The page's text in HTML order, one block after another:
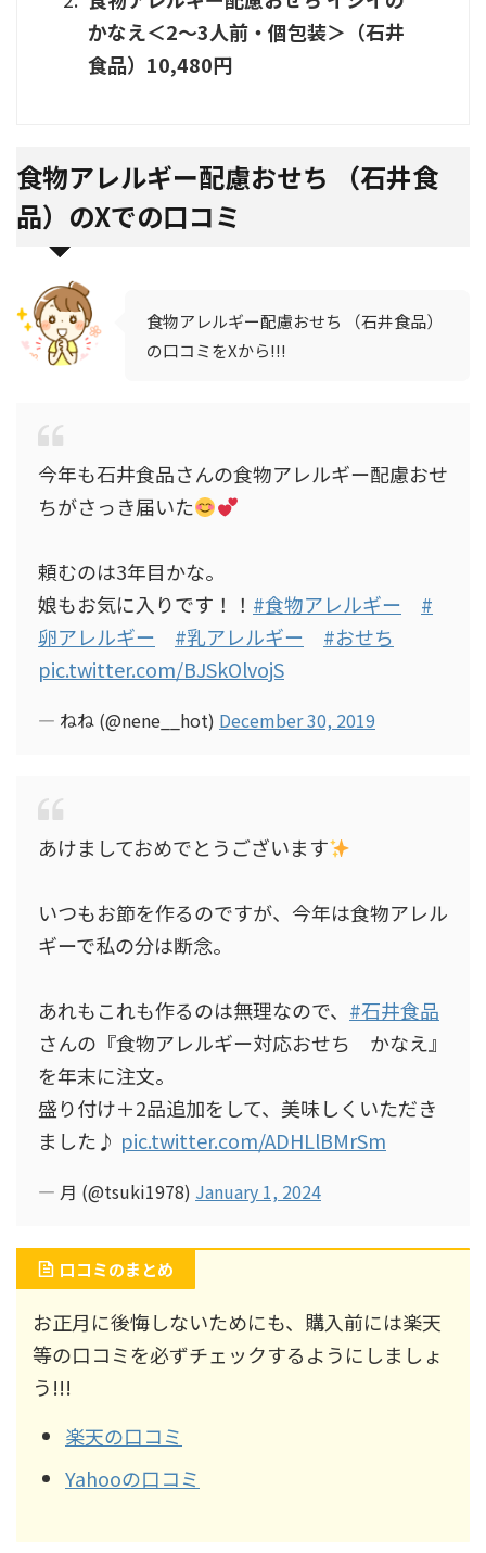
かなえ＜2～3人前・個包装＞（石井
食品）10,480円
食物アレルギー配慮おせち （石井食
品）のXでの口コミ
食物アレルギー配慮おせち （石井食品）
の口コミをXから!!!
今年も石井食品さんの食物アレルギー配慮おせ
ちがさっき届いた
頼むのは3年目かな。
娘もお気に入りです！！ #食物アレルギー
#
卵アレルギー
#乳アレルギー
#おせち
pic.twitter.com/BJSkOlvojS
— ねね (@nene__hot) December 30, 2019
あけましておめでとうございます
いつもお節を作るのですが、今年は食物アレル
ギーで私の分は断念。
あれもこれも作るのは無理なので、 #石井食品
さんの『食物アレルギー対応おせち かなえ』
を年末に注文。
盛り付け＋2品追加をして、美味しくいただき
ました♪ pic.twitter.com/ADHLlBMrSm
— 月 (@tsuki1978) January 1, 2024
口コミのまとめ
お正月に後悔しないためにも、購入前には楽天
等の口コミを必ずチェックするようにしましょ
う!!!
楽天の口コミ
Yahooの口コミ